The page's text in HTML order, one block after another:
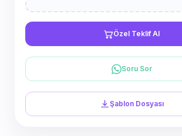
Özel Teklif Al
Soru Sor
Şablon Dosyası